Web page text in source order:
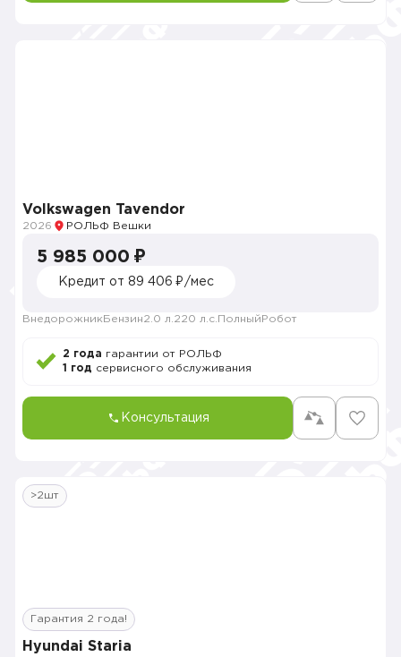
Volkswagen Tavendor
2026 РОЛЬФ Вешки
5 985 000 ₽
Кредит от 89 406 ₽/мес
Внедорожник Бензин2.0 л. 220 л.с. Полный Робот
2 года гарантии от РОЛЬФ
1 год сервисного обслуживания
Консультация
>2шт
Гарантия 2 года!
Hyundai Staria